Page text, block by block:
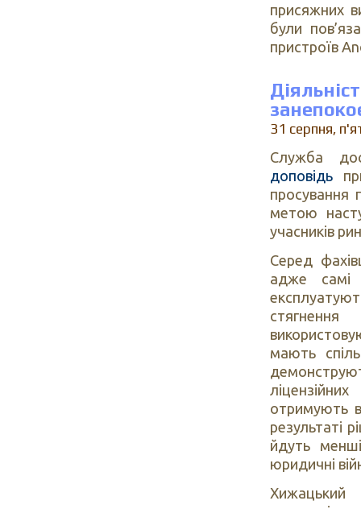
присяжних
були
пристроїв
31 серпня,
Служба
доповідь
просування
метою
учасників
Серед
адже самі
мають
отримують
результаті
йдуть
юридичні
Хижацький